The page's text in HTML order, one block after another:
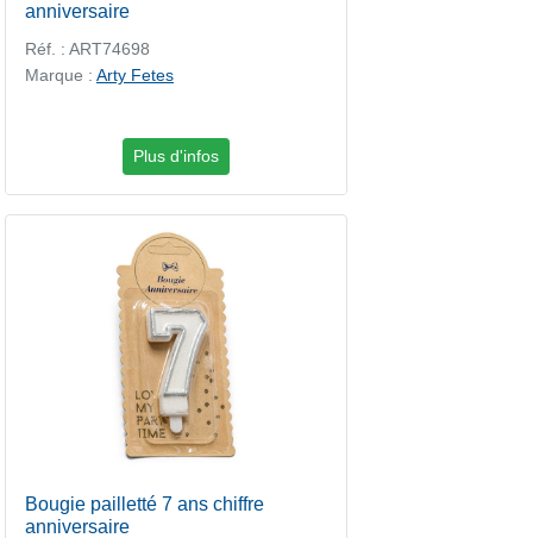
anniversaire
Réf. : ART74698
Marque : Arty Fetes
Plus d'infos
Bougie pailletté 7 ans chiffre
anniversaire